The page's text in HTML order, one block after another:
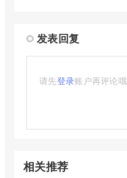
发表回复
请先登录账户再评论哦
相关推荐